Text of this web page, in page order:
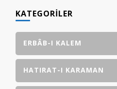
KATEGORILER
ERBÂB-I KALEM
HATIRAT-I KARAMAN